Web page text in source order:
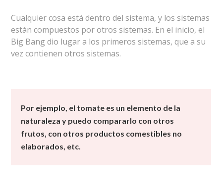
Cualquier cosa está dentro del sistema, y los sistemas
están compuestos por otros sistemas. En el inicio, el
Big Bang dio lugar a los primeros sistemas, que a su
vez contienen otros sistemas.
Por ejemplo, el tomate es un elemento de la
naturaleza y puedo compararlo con otros
frutos, con otros productos comestibles no
elaborados, etc.